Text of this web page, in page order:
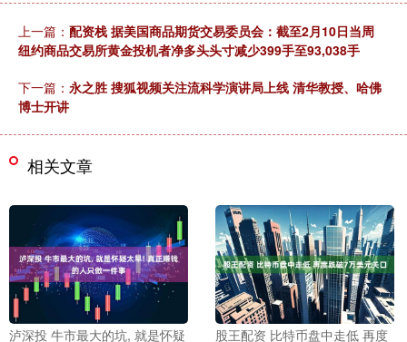
上一篇： 配资栈 据美国商品期货交易委员会：截至2月10日当周
纽约商品交易所黄金投机者净多头头寸减少399手至93,038手
下一篇： 永之胜 搜狐视频关注流科学演讲局上线 清华教授、哈佛
博士开讲
相关文章
泸深投 牛市最大的坑, 就是怀疑 股王配资 比特币盘中走低 再度